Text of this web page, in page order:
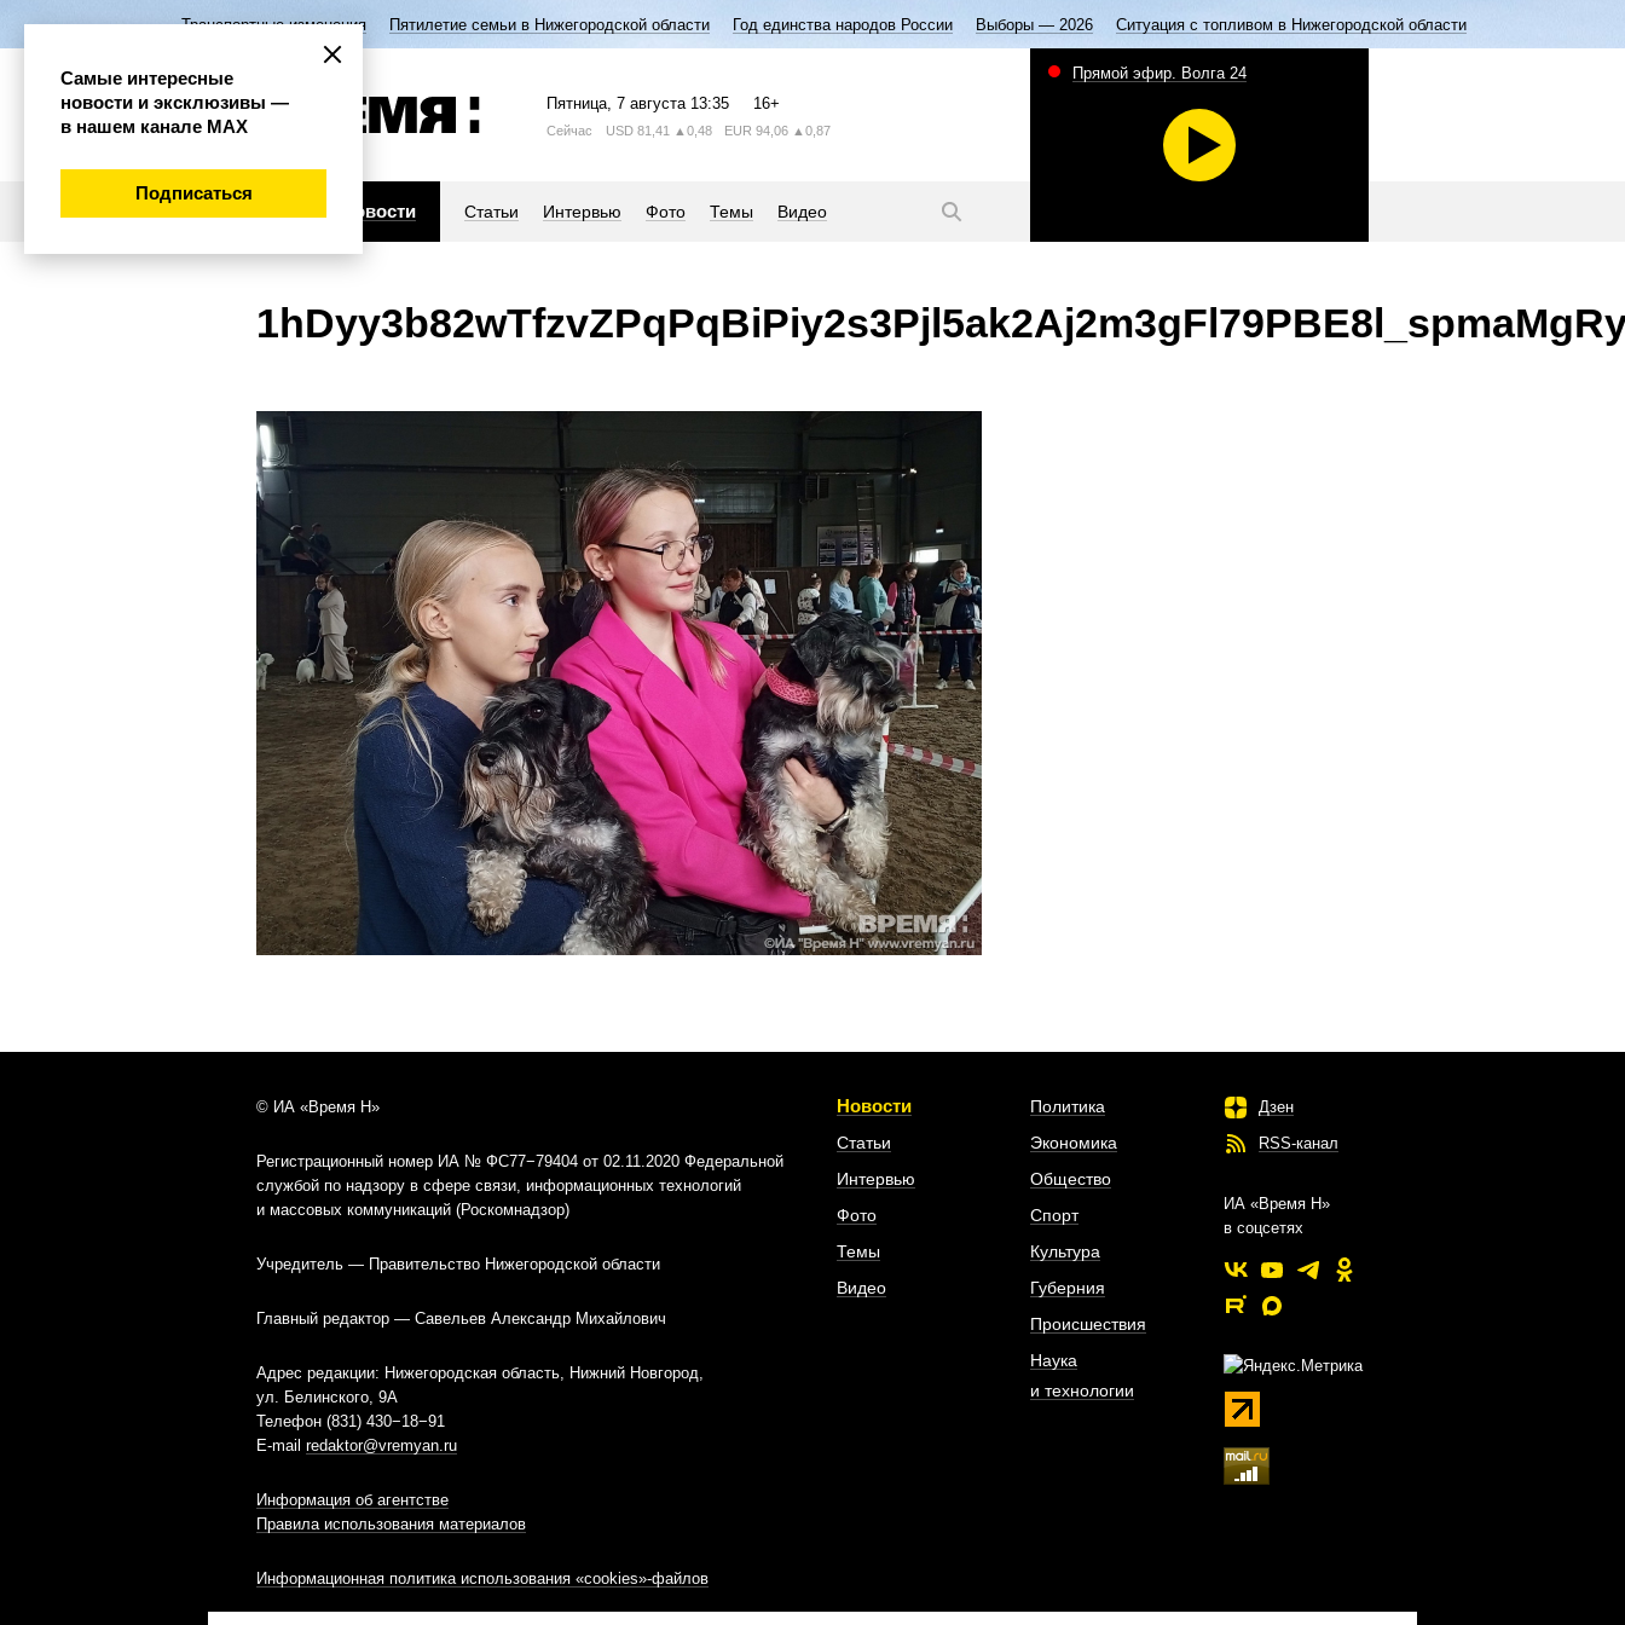
Транспортные изменения Пятилетие семьи в Нижегородской области Год единства народов России Выборы — 2026 Ситуация с топливом в Нижегородской области
Пятница, 7 августа 13:35 16+
Сейчас USD 81,41 ▲0,48 EUR 94,06 ▲0,87
Новости Статьи Интервью Фото Темы Видео
Прямой эфир. Волга 24
Новости
Статьи
Интервью
Фото
Темы
Видео
Политика
Экономика
Общество
Спорт
Культура
Губерния
Происшествия
Наука
и технологии
Дзен
RSS-канал
ИА «Время Н»
в соцсетях
© ИА «Время Н»
Регистрационный номер ИА № ФС77−79404 от 02.11.2020 Федеральной
службой по надзору в сфере связи, информационных технологий
и массовых коммуникаций (Роскомнадзор)
Учредитель — Правительство Нижегородской области
Главный редактор — Савельев Александр Михайлович
Адрес редакции: Нижегородская область, Нижний Новгород,
ул. Белинского, 9А
Телефон (831) 430−18−91
E-mail redaktor@vremyan.ru
Информация об агентстве
Правила использования материалов
Информационная политика использования «cookies»-файлов
Самые интересные
новости и эксклюзивы —
в нашем канале МАХ
Подписаться